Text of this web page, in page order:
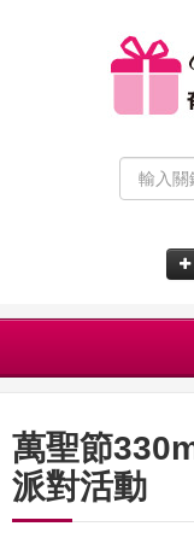
萬聖節
派對活動